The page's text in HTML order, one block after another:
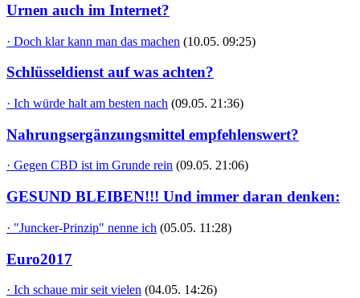
Urnen auch im Internet?
· Doch klar kann man das machen (10.05. 09:25)
Schlüsseldienst auf was achten?
· Ich würde halt am besten nach (09.05. 21:36)
Nahrungsergänzungsmittel empfehlenswert?
· Gegen CBD ist im Grunde rein (09.05. 21:06)
GESUND BLEIBEN!!! Und immer daran denken:
· "Juncker-Prinzip" nenne ich (05.05. 11:28)
Euro2017
· Ich schaue mir seit vielen (04.05. 14:26)